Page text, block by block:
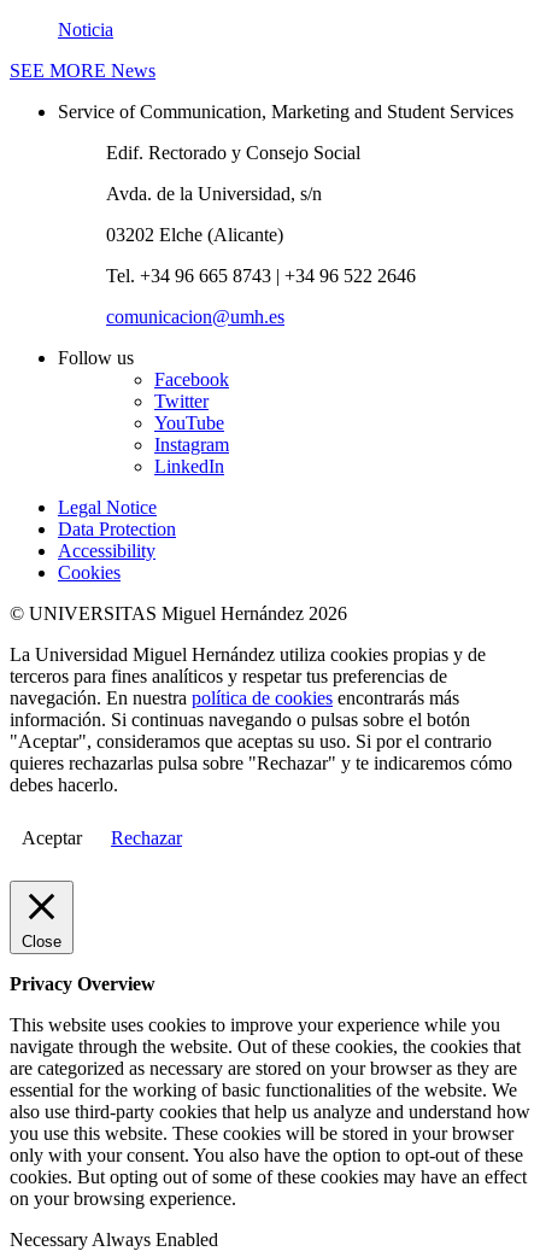
Noticia
SEE MORE News
Service of Communication, Marketing and Student Services
Edif. Rectorado y Consejo Social
Avda. de la Universidad, s/n
03202 Elche (Alicante)
Tel. +34 96 665 8743 | +34 96 522 2646
comunicacion@umh.es
Follow us
Facebook
Twitter
YouTube
Instagram
LinkedIn
Legal Notice
Data Protection
Accessibility
Cookies
© UNIVERSITAS Miguel Hernández 2026
La Universidad Miguel Hernández utiliza cookies propias y de
terceros para fines analíticos y respetar tus preferencias de
navegación. En nuestra política de cookies encontrarás más
información. Si continuas navegando o pulsas sobre el botón
"Aceptar", consideramos que aceptas su uso. Si por el contrario
quieres rechazarlas pulsa sobre "Rechazar" y te indicaremos cómo
debes hacerlo.
Aceptar Rechazar
Close
Privacy Overview
This website uses cookies to improve your experience while you
navigate through the website. Out of these cookies, the cookies that
are categorized as necessary are stored on your browser as they are
essential for the working of basic functionalities of the website. We
also use third-party cookies that help us analyze and understand how
you use this website. These cookies will be stored in your browser
only with your consent. You also have the option to opt-out of these
cookies. But opting out of some of these cookies may have an effect
on your browsing experience.
Necessary Always Enabled